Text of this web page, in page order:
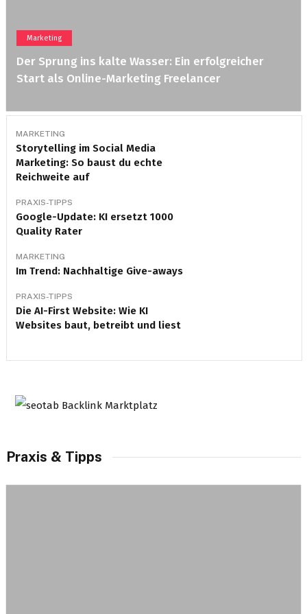
Marketing
Der Sprung ins kalte Wasser: Ein erfolgreicher
Start als Online-Marketing Freelancer
MARKETING
Storytelling im Social Media
Marketing: So baust du echte
Reichweite auf
PRAXIS-TIPPS
Google-Update: KI ersetzt 1000
Quality Rater
MARKETING
Im Trend: Nachhaltige Give-aways
PRAXIS-TIPPS
Die AI-First Website: Wie KI
Websites baut, betreibt und liest
Praxis & Tipps